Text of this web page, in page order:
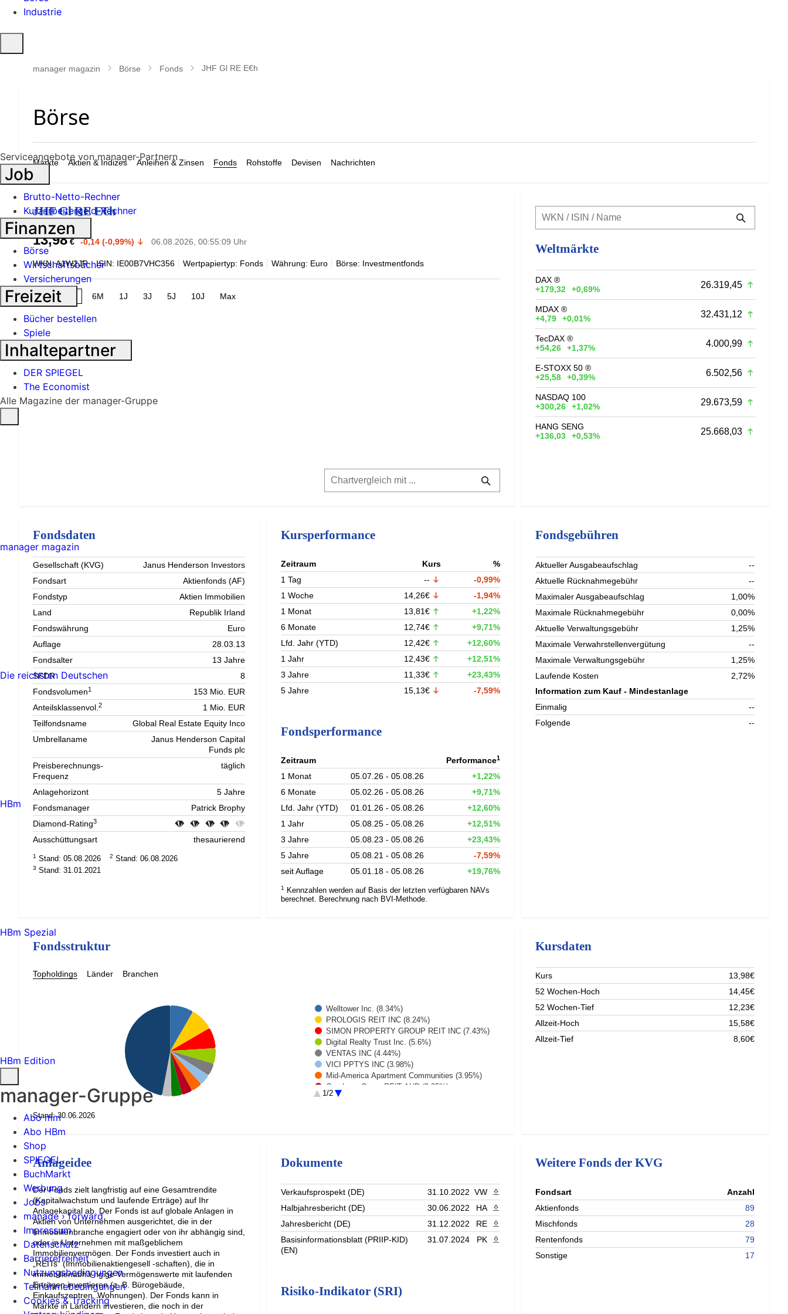
Industrie
öffnen
manager magazin Börse Fonds JHF Gl RE E€h
Märkte Aktien & Indizes Anleihen & Zinsen Fonds Rohstoffe Devisen Nachrichten
JHF Gl RE E€h
13,98 € -0,14 (-0,99%) 06.08.2026, 00:55:09 Uhr
WKN: A1W2JR ISIN: IE00B7VHC356 Wertpapiertyp: Fonds Währung: Euro Börse: Investmentfonds
1M 6M 1J 3J 5J 10J Max
Weltmärkte
DAX ®
+179,32
+0,69% 26.319,45
MDAX ®
+4,79
+0,01% 32.431,12
TecDAX ®
+54,26
+1,37% 4.000,99
E-STOXX 50 ®
+25,58
+0,39% 6.502,56
NASDAQ 100
+300,26
+1,02% 29.673,59
HANG SENG
+136,03
+0,53% 25.668,03
Fondsdaten
Gesellschaft (KVG)
Janus Henderson Investors
Fondsart
Aktienfonds (AF)
Fondstyp
Aktien Immobilien
Land
Republik Irland
Fondswährung
Euro
Auflage
28.03.13
Fondsalter
13 Jahre
SFDR
8
Fondsvolumen1
153 Mio. EUR
Anteilsklassenvol.2
1 Mio. EUR
Teilfondsname
Global Real Estate Equity Inco
Umbrellaname
Janus Henderson Capital
Funds plc
Preisberechnungs-
Frequenz
täglich
Anlagehorizont
5 Jahre
Fondsmanager
Patrick Brophy
Diamond-Rating3
Ausschüttungsart thesaurierend
1 Stand: 05.08.2026 2 Stand: 06.08.2026
3 Stand: 31.01.2021
Kursperformance
Zeitraum Kurs
%
1 Tag
--
-0,99%
1 Woche
14,26€
-1,94%
1 Monat
13,81€
+1,22%
6 Monate
12,74€
+9,71%
Lfd. Jahr (YTD)
12,42€
+12,60%
1 Jahr
12,43€
+12,51%
3 Jahre
11,33€
+23,43%
5 Jahre
15,13€ -7,59%
Fondsperformance
Zeitraum Performance1
1 Monat 05.07.26 - 05.08.26
+1,22%
6 Monate
05.02.26 - 05.08.26
+9,71%
Lfd. Jahr (YTD)
01.01.26 - 05.08.26
+12,60%
1 Jahr
05.08.25 - 05.08.26
+12,51%
3 Jahre
05.08.23 - 05.08.26
+23,43%
5 Jahre
05.08.21 - 05.08.26
-7,59%
seit Auflage
05.01.18 - 05.08.26 +19,76%
1
Kennzahlen werden auf Basis der letzten verfügbaren NAVs
berechnet. Berechnung nach BVI-Methode.
Fondsgebühren
Aktueller Ausgabeaufschlag
--
Aktuelle Rücknahmegebühr
--
Maximaler Ausgabeaufschlag
1,00%
Maximale Rücknahmegebühr
0,00%
Aktuelle Verwaltungsgebühr
1,25%
Maximale Verwahrstellenvergütung
--
Maximale Verwaltungsgebühr
1,25%
Laufende Kosten
2,72%
Information zum Kauf - Mindestanlage
Einmalig
--
Folgende
--
Fondsstruktur
Topholdings Länder Branchen
Welltower Inc. (8.34%)
PROLOGIS REIT INC (8.24%)
SIMON PROPERTY GROUP REIT INC (7.43%)
Digital Realty Trust Inc. (5.6%)
VENTAS INC (4.44%)
VICI PPTYS INC (3.98%)
Mid-America Apartment Communities (3.95%)
Goodman Group REIT AUD (3.85%)
LAMAR ADVERTISING CO-A (3.77%)
1/2
Stand: 30.06.2026
Kursdaten
Kurs
13,98€
52 Wochen-Hoch
14,45€
52 Wochen-Tief
12,23€
Allzeit-Hoch
15,58€
Allzeit-Tief
8,60€
Anlageidee
Der Fonds zielt langfristig auf eine Gesamtrendite
(Kapitalwachstum und laufende Erträge) auf Ihr
Anlagekapital ab. Der Fonds ist auf globale Anlagen in
Aktien von Unternehmen ausgerichtet, die in der
Immobilienbranche engagiert oder von ihr abhängig sind,
oder in Unternehmen mit maßgeblichem
Immobilienvermögen. Der Fonds investiert auch in
„REITs“ (Immobilienaktiengesell -schaften), die in
immobilienabhä ngige Vermögenswerte mit laufenden
Erträgen investieren (z. B. Bürogebäude,
Einkaufszentren, Wohnungen). Der Fonds kann in
Märkte in Ländern investieren, die noch in der
Dokumente
Verkaufsprospekt (DE) 31.10.2022 VW
PDF herunterladen
Halbjahresbericht (DE)
30.06.2022 HA
PDF herunterladen
Jahresbericht (DE)
31.12.2022 RE
PDF herunterladen
Basisinformationsblatt (PRIIP-KID)
(EN)
31.07.2024 PK PDF herunterladen
Risiko-Indikator (SRI)
Weitere Fonds der KVG
Fondsart
Anzahl
Aktienfonds
89
Mischfonds
28
Rentenfonds
79
Sonstige
17
Serviceangebote von manager-Partnern
Job
Brutto-Netto-Rechner
Kurzarbeitergeld-Rechner
Finanzen
Börse
Wirtschaftsbücher
Versicherungen
Freizeit
Bücher bestellen
Spiele
Inhaltepartner
DER SPIEGEL
The Economist
Alle Magazine der manager-Gruppe
manager magazin
Die reichsten Deutschen
HBm
HBm Spezial
HBm Edition
manager-Gruppe
Abo mm
Abo HBm
Shop
SPIEGEL
BuchMarkt
Werbung
Jobs
manage › forward
Impressum
Datenschutz
Barrierefreiheit
Nutzungsbedingungen
Teilnahmebedingungen
Cookies & Tracking